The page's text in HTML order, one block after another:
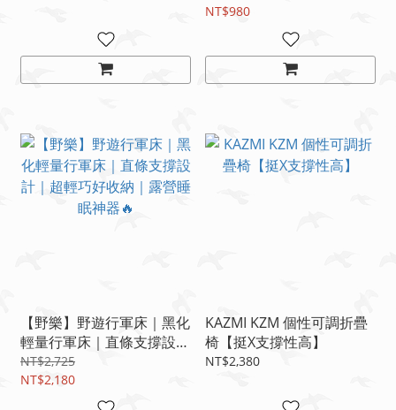
NT$980
【野樂】野遊行軍床｜黑化
輕量行軍床｜直條支撐設計
｜超輕巧好收納｜露營睡眠
神器🔥
NT$2,725
NT$2,180
KAZMI KZM 個性可調折疊
椅【挺X支撐性高】
NT$2,380